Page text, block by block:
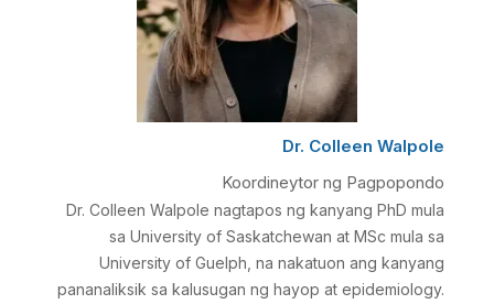
Dr. Colleen Walpole
Koordineytor ng Pagpopondo
Dr. Colleen Walpole nagtapos ng kanyang PhD mula
sa University of Saskatchewan at MSc mula sa
University of Guelph, na nakatuon ang kanyang
pananaliksik sa kalusugan ng hayop at epidemiology.